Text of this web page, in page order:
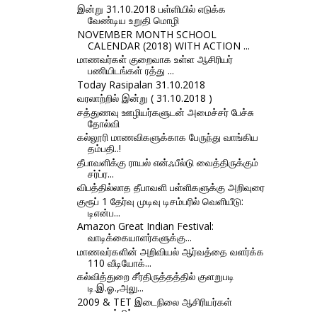
இன்று 31.10.2018 பள்ளியில் எடுக்க
வேண்டிய உறுதி மொழி
NOVEMBER MONTH SCHOOL
CALENDAR (2018) WITH ACTION ...
மாணவர்கள் குறைவாக உள்ள ஆசிரியர்
பணியிடங்கள் ரத்து ...
Today Rasipalan 31.10.2018
வரலாற்றில் இன்று ( 31.10.2018 )
சத்துணவு ஊழியர்களுடன் அமைச்சர் பேச்சு
தோல்வி
கல்லூரி மாணவிகளுக்காக பேருந்து வாங்கிய
தம்பதி..!
தீபாவளிக்கு ராயல் என்ஃபீல்டு வைத்திருக்கும்
சர்ப்ர...
விபத்தில்லாத தீபாவளி பள்ளிகளுக்கு அறிவுரை
குரூப் 1 தேர்வு முடிவு டிசம்பரில் வெளியீடு:
டிஎன்ப...
Amazon Great Indian Festival:
வாடிக்கையாளர்களுக்கு...
மாணவர்களின் அறிவியல் ஆர்வத்தை வளர்க்க
110 வீடியோக்...
கல்வித்துறை சீர்திருத்தத்தில் குளறுபடி
டி.இ.ஓ.,அலு...
2009 & TET இடைநிலை ஆசிரியர்கள்